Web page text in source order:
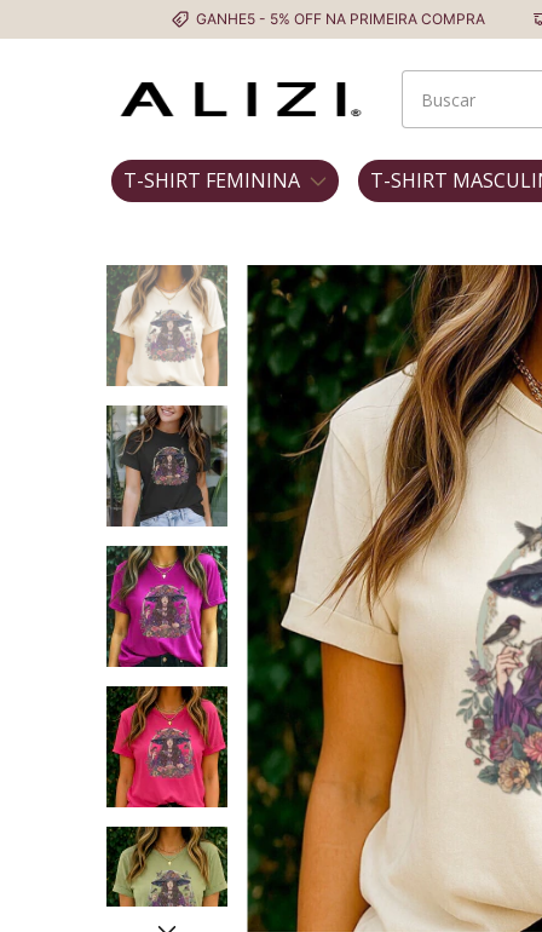
GANHE5 - 5% OFF NA PRIMEIRA COMPRA Frete Grátis
T-SHIRT FEMININA T-SHIRT